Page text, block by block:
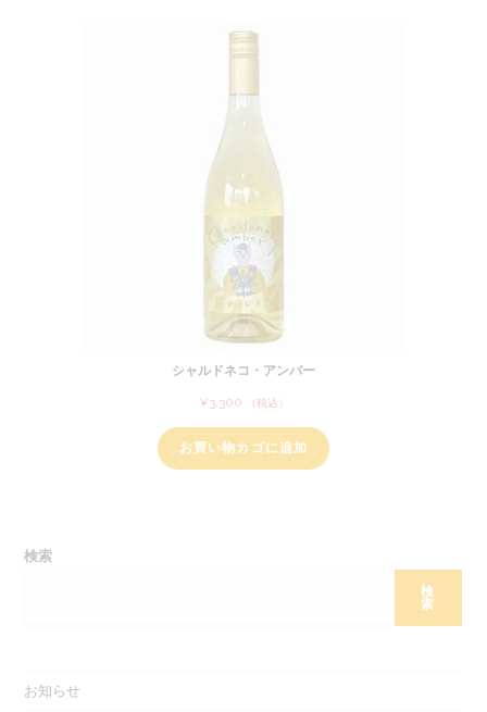
シャルドネコ・アンバー
¥3,300 （税込）
お買い物カゴに追加
検索
検
索
お知らせ